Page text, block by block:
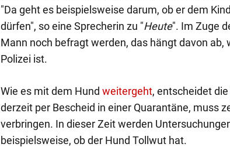
"Da geht es beispielsweise darum, ob er dem
dürfen", so eine Sprecherin zu "Heute". Im Zuge
Mann noch befragt werden, das hängt davon ab,
Polizei ist.
Wie es mit dem Hund weitergeht, entscheidet die
derzeit per Bescheid in einer Quarantäne, muss
verbringen. In dieser Zeit werden
beispielsweise, ob der Hund Tollwut hat.